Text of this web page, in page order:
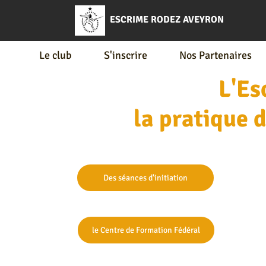
ESCRIME RODEZ AVEYRON
Le club S'inscrire Nos Partenaires
la pratique
Des séances d'initiation
le Centre de Formation Fédéral